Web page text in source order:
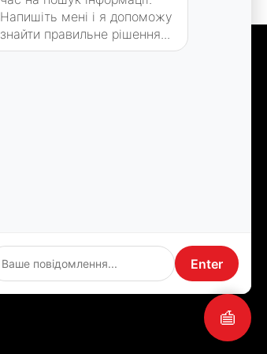
💬
Напишіть мені і я допоможу
знайти правильне рішення...
Enter